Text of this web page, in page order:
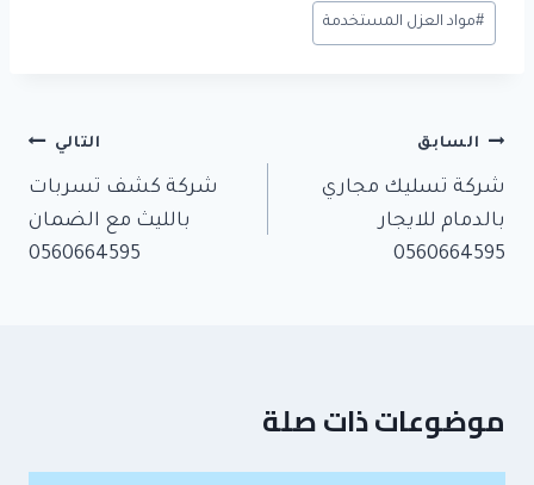
#مواد العزل المستخدمة
تصفّح
المقالات
السابق
شركة تسليك مجاري
بالدمام للايجار
0560664595
التالي
شركة كشف تسربات
بالليث مع الضمان
0560664595
موضوعات ذات صلة